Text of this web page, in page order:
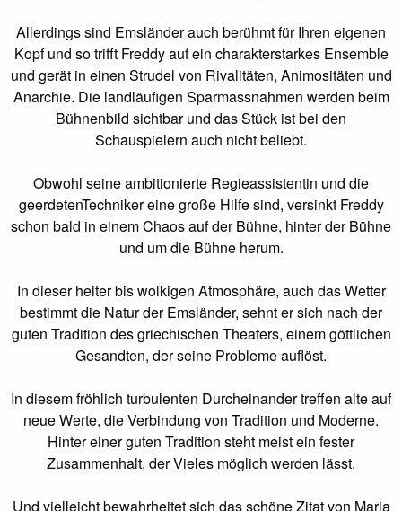
Allerdings sind Emsländer auch berühmt für Ihren eigenen
Kopf und so triﬀt Freddy auf ein charakterstarkes Ensemble
und gerät in einen Strudel von Rivalitäten, Animositäten und
Anarchie. Die landläuﬁgen Sparmassnahmen werden beim
Bühnenbild sichtbar und das Stück ist bei den
Schauspielern auch nicht beliebt.
Obwohl seine ambitionierte Regieassistentin und die
geerdetenTechniker eine große Hilfe sind, versinkt Freddy
schon bald in einem Chaos auf der Bühne, hinter der Bühne
und um die Bühne herum.
In dieser heiter bis wolkigen Atmosphäre, auch das Wetter
bestimmt die Natur der Emsländer, sehnt er sich nach der
guten Tradition des griechischen Theaters, einem göttlichen
Gesandten, der seine Probleme auﬂöst.
In diesem fröhlich turbulenten Durcheinander treﬀen alte auf
neue Werte, die Verbindung von Tradition und Moderne.
Hinter einer guten Tradition steht meist ein fester
Zusammenhalt, der Vieles möglich werden lässt.
Und vielleicht bewahrheitet sich das schöne Zitat von Maria